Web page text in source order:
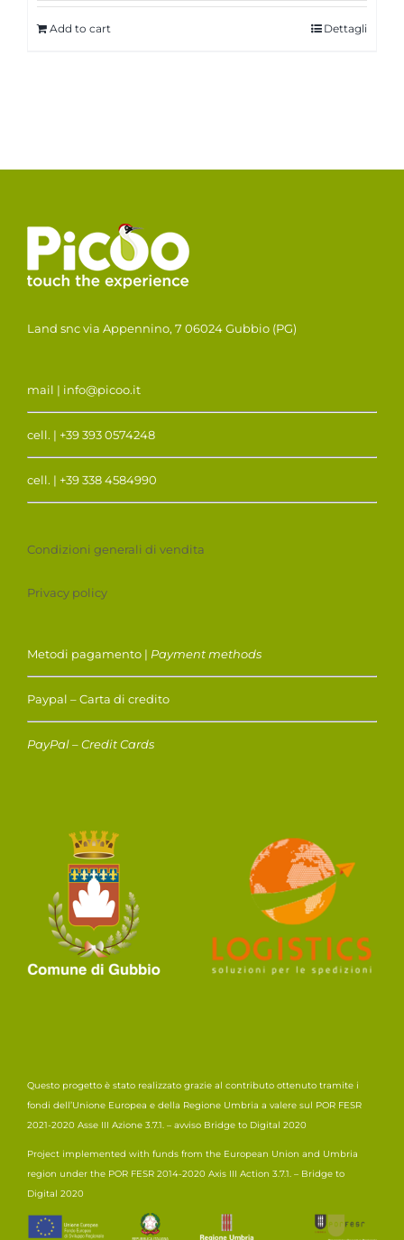
Add to cart Dettagli
Land snc via Appennino, 7 06024 Gubbio (PG)
mail | info@picoo.it
cell. | +39 393 0574248
cell. | +39 338 4584990
Condizioni generali di vendita
Privacy policy
Metodi pagamento | Payment methods
Paypal – Carta di credito
PayPal – Credit Cards
Questo progetto è stato realizzato grazie al contributo ottenuto tramite i
fondi dell’Unione Europea e della Regione Umbria a valere sul POR FESR
2021-2020 Asse III Azione 3.7.1. – avviso Bridge to Digital 2020
Project implemented with funds from the European Union and Umbria
region under the POR FESR 2014-2020 Axis III Action 3.7.1. – Bridge to
Digital 2020